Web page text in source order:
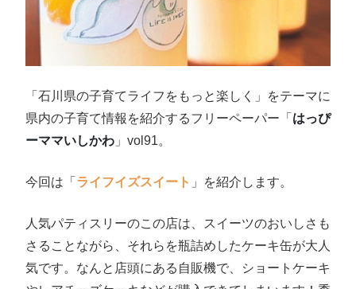
「石川県の子育てライフをもっと楽しく」をテーマに
県内の子育て情報を紹介するフリーペーパー「 はっぴ
ーママいしかわ 」vol91。
今回は「 ライフイズスイート 」を紹介します。
人気パティスリーのこの店は、スイーツのおいしさも
さることながら、それらを瓶詰めしたケーキ缶が大人
気です。なんと店頭にある自販機で、ショートケーキ